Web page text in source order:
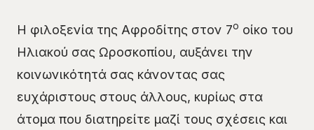
Η φιλοξενία της Αφροδίτης στον 7ο οίκο του
Ηλιακού σας Ωροσκοπίου, αυξάνει την
κοινωνικότητά σας κάνοντας σας
ευχάριστους στους άλλους, κυρίως στα
άτομα που διατηρείτε μαζί τους σχέσεις και